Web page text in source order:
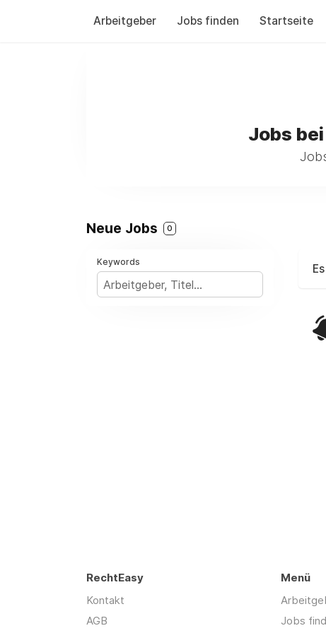
Arbeitgeber Jobs finden Startseite
Jobs
Neue Jobs 0
Keywords
RechtEasy
Kontakt
AGB
Menü
Jobs